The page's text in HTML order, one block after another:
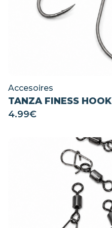
Accesoires
TANZA FINESS HOOK
4.99€